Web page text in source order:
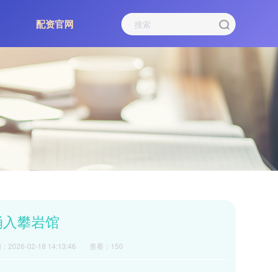
配资官网
攀岩馆
：2026-02-18 14:13:46 查看：150